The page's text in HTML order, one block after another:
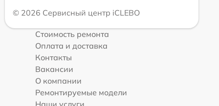
© 2026 Сервисный центр iCLEBO
Стоимость ремонта
Оплата и доставка
Контакты
Вакансии
О компании
Ремонтируемые модели
Наши услуги